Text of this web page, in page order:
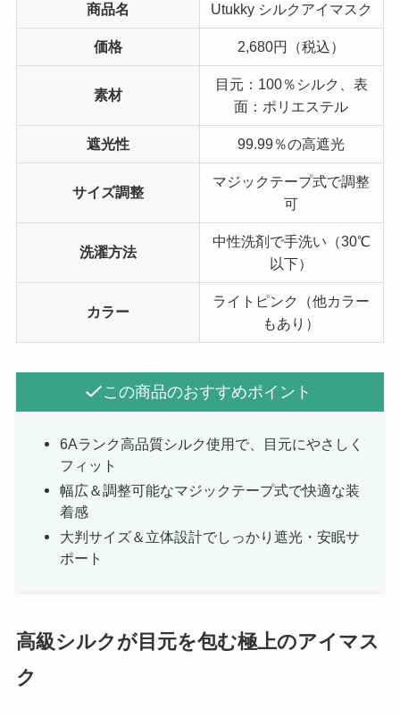
商品名 Utukky シルクアイマスク
価格 2,680円（税込）
素材
目元：100％シルク、表
面：ポリエステル
遮光性 99.99％の高遮光
サイズ調整
マジックテープ式で調整
可
洗濯方法
中性洗剤で手洗い（30℃
以下）
カラー
ライトピンク（他カラー
もあり）
この商品のおすすめポイント
6Aランク高品質シルク使用で、目元にやさしく
フィット
幅広＆調整可能なマジックテープ式で快適な装
着感
大判サイズ＆立体設計でしっかり遮光・安眠サ
ポート
高級シルクが目元を包む極上のアイマス
ク